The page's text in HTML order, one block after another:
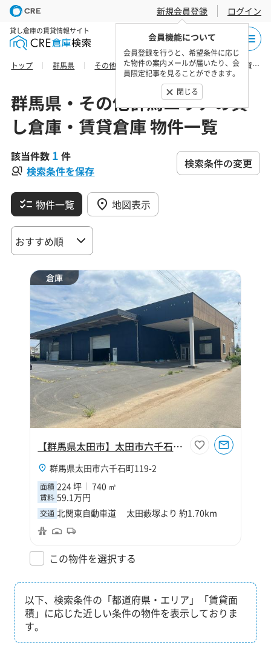
新規会員登録
会員機能について
会員登録を行うと、希望条件に応じ
た物件の案内メールが届いたり、会
員限定記事を見ることができます。
閉じる
ログイン
貸し倉庫の賃貸情報サイト
トップ 群馬県 その他群馬エリア 太田市の貸し倉庫・賃貸倉庫 物件一覧
群馬県・その他群馬エリアの貸
し倉庫・賃貸倉庫 物件一覧
該当件数 1 件
検索条件を保存
検索条件の変更
物件一覧 地図表示
倉庫
【群馬県太田市】太田市六千石町224坪倉庫
群馬県太田市六千石町119-2
面積 224 坪 740 ㎡
賃料 59.1万円
交通 北関東自動車道 太田藪塚より 約1.70km
この物件を選択する
以下、検索条件の「都道府県・エリア」「賃貸面
積」に応じた近しい条件の物件を表示しておりま
す。